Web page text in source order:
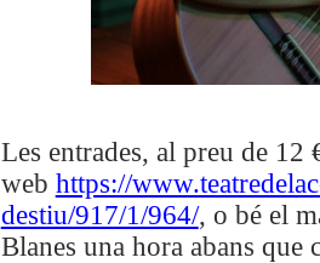
Les entrades, al preu de 12
web https://
destiu/917/1/964/, o bé el
Blanes una hora abans que